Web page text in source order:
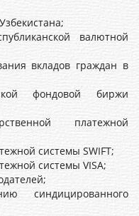
валютной
вкладов граждан в
фондовой биржи
платежной
системы SWIFT;
системы VISA;
синдицированного